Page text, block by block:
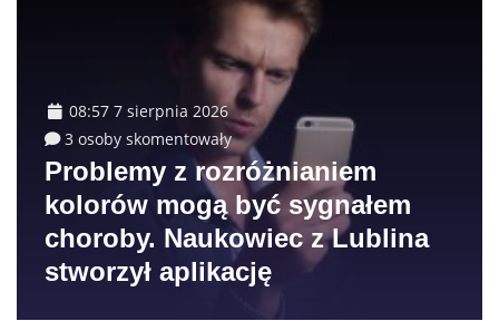
08:57 7 sierpnia 2026
3 osoby skomentowały
Problemy z rozróżnianiem
kolorów mogą być sygnałem
choroby. Naukowiec z Lublina
stworzył aplikację